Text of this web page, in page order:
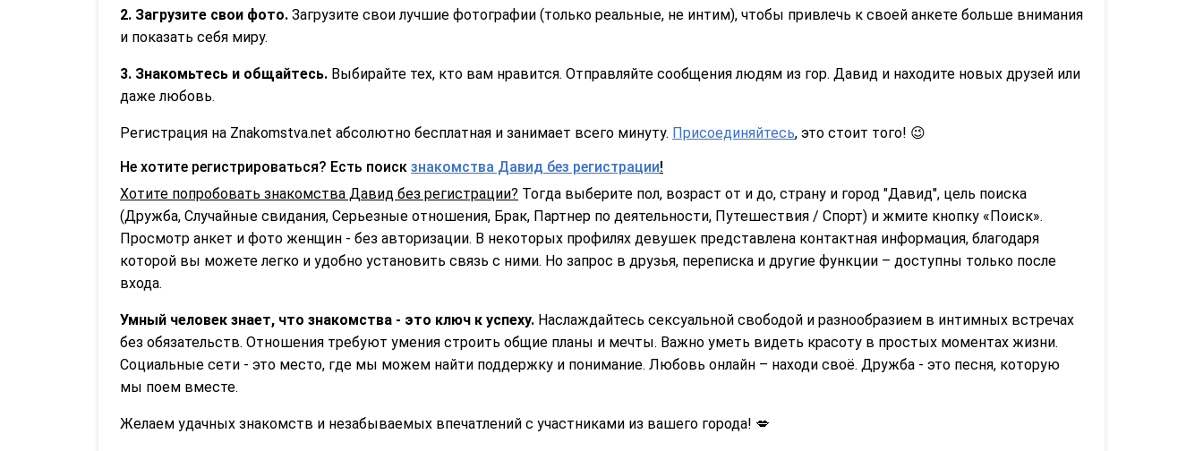
2. Загрузите свои фото. Загрузите свои лучшие фотографии (только реальные, не интим), чтобы привлечь к своей анкете больше внимания
и показать себя миру.
3. Знакомьтесь и общайтесь. Выбирайте тех, кто вам нравится. Отправляйте сообщения людям из гор. Давид и находите новых друзей или
даже любовь.
Регистрация на Znakomstva.net абсолютно бесплатная и занимает всего минуту. Присоединяйтесь, это стоит того! 😉
Не хотите регистрироваться? Есть поиск знакомства Давид без регистрации!
Хотите попробовать знакомства Давид без регистрации? Тогда выберите пол, возраст от и до, страну и город "Давид", цель поиска
(Дружба, Случайные свидания, Серьезные отношения, Брак, Партнер по деятельности, Путешествия / Спорт) и жмите кнопку «Поиск».
Просмотр анкет и фото женщин - без авторизации. В некоторых профилях девушек представлена контактная информация, благодаря
которой вы можете легко и удобно установить связь с ними. Но запрос в друзья, переписка и другие функции – доступны только после
входа.
Умный человек знает, что знакомства - это ключ к успеху. Наслаждайтесь сексуальной свободой и разнообразием в интимных встречах
без обязательств. Отношения требуют умения строить общие планы и мечты. Важно уметь видеть красоту в простых моментах жизни.
Социальные сети - это место, где мы можем найти поддержку и понимание. Любовь онлайн – находи своё. Дружба - это песня, которую
мы поем вместе.
Желаем удачных знакомств и незабываемых впечатлений с участниками из вашего города! 💋